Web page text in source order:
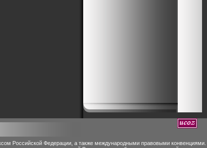
Российской Федерации, а также международными правовыми конвенциями.